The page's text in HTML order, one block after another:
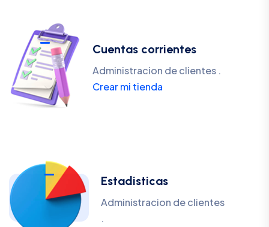
Cuentas corrientes
Administracion de clientes .
Crear mi tienda
Estadisticas
Administracion de clientes
.